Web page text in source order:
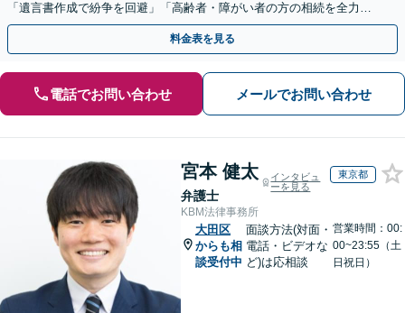
「遺言書作成で紛争を回避」「高齢者・障がい者の方の相続を全力サ
ポート」【全国出張】【完全個室制】【バリアフリー対応】
料金表を見る
電話でお問い合わせ メールでお問い合わせ
宮本 健太
弁護士
インタビュ
ーを見る
東京都
KBM法律事務所
大田区
からも相
談受付中
面談方法(対面・
電話・ビデオな
ど)は応相談
営業時間：00:
00~23:55（土
日祝日）